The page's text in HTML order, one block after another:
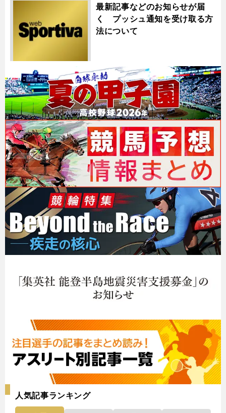
最新記事などのお知らせが届
く プッシュ通知を受け取る方
法について
人気記事ランキング